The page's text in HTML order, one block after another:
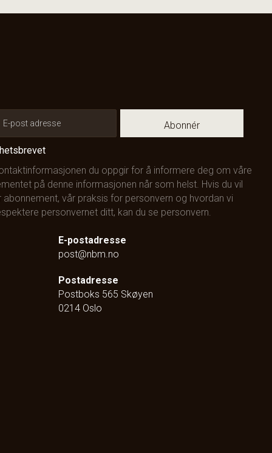
Abonnér
du oppgir for å informere deg om våre
på denne informasjonen når som helst. Hvis du vil
vår praksis for personvern og hvordan vi
personvernet ditt, kan du se personvern.
E-postadresse
post@nbm.no
Postadresse
Postboks 565 Skøyen
0214 Oslo